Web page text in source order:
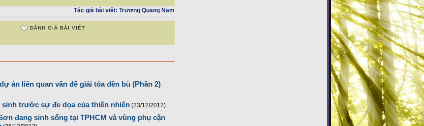
Tác giả bài viết: Trương Quang Nam
ĐÁNH GIÁ BÀI VIẾT
án liên quan vấn đề giải tỏa đền bù (Phần 2)
trước sự đe dọa của thiên nhiên (23/12/2012)
đang sinh sống tại TPHCM và vùng phụ cận